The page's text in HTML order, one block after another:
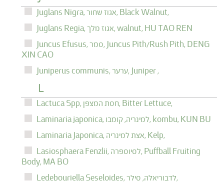
Juglans Nigra, אגוז שחור, Black Walnut,
Juglans Regia,
אגוז מלך, walnut, HU TAO REN
Juncus Efusus,
סמר, Juncus Pith/Rush Pith, DENG
XIN CAO
Juniperus communis,
ערער, Juniper ,
L
Lactuca Spp, חסת המצפן, Bitter Lettuce,
Laminaria japonica,
למינריה, קומבו, kombu, KUN BU
Laminaria Japonica,
אצת למינריה, Kelp,
Lasiosphaera Fenzlii,
לסיוספרה, Puffball Fruiting
Body, MA BO
Ledebouriella Seseloides,
לדבוריאלה, סילר,